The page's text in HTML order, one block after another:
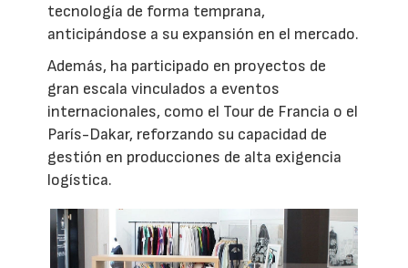
tecnología de forma temprana,
anticipándose a su expansión en el mercado.
Además, ha participado en proyectos de
gran escala vinculados a eventos
internacionales, como el Tour de Francia o el
París-Dakar, reforzando su capacidad de
gestión en producciones de alta exigencia
logística.